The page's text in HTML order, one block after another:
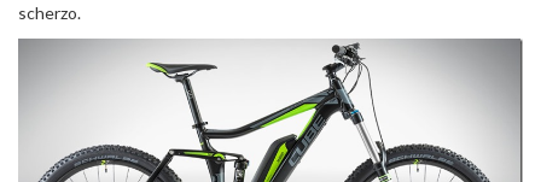
scherzo.